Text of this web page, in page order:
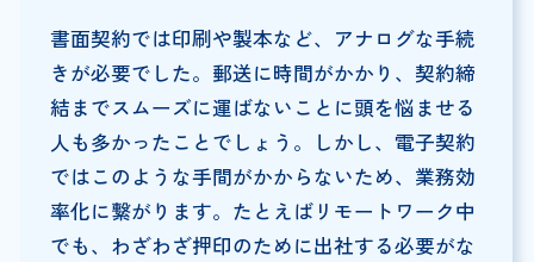
書面契約では印刷や製本など、アナログな手続
きが必要でした。郵送に時間がかかり、契約締
結までスムーズに運ばないことに頭を悩ませる
人も多かったことでしょう。しかし、電子契約
ではこのような手間がかからないため、業務効
率化に繋がります。たとえばリモートワーク中
でも、わざわざ押印のために出社する必要がな